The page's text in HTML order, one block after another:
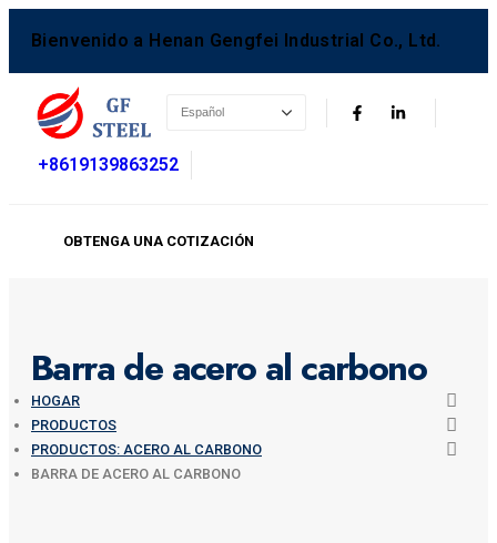
Bienvenido a Henan Gengfei Industrial Co., Ltd.
+8619139863252
OBTENGA UNA COTIZACIÓN
Barra de acero al carbono
HOGAR
PRODUCTOS
PRODUCTOS: ACERO AL CARBONO
BARRA DE ACERO AL CARBONO